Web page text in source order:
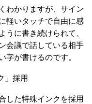
わかりますが、サイン
軽いタッチで自由に感
うに書き続けられて、
会議で話している相手
字が書けるのです。
」採用
した特殊インクを採用